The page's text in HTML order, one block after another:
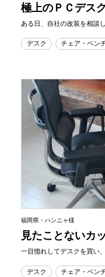
極上のＰＣデスク
ある日、自社の改装を相談
デスク チェア・ベン
福岡県・ハンニャ様
見たことないカ
一目惚れしてデスクを買い
デスク チェア・ベン